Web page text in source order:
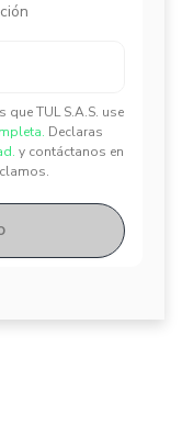
TUL S.A.S. use
Declaras
y contáctanos en
✕
✕